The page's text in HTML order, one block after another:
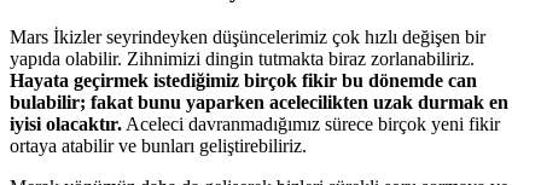
Mars İkizler seyrindeyken düşüncelerimiz çok hızlı değişen bir
yapıda olabilir. Zihnimizi dingin tutmakta biraz zorlanabiliriz.
Hayata geçirmek istediğimiz birçok fikir bu dönemde can
bulabilir; fakat bunu yaparken acelecilikten uzak durmak en
iyisi olacaktır. Aceleci davranmadığımız sürece birçok yeni fikir
ortaya atabilir ve bunları geliştirebiliriz.